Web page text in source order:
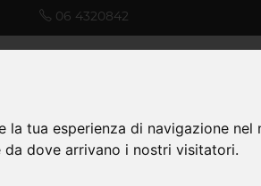
tua esperienza di navigazione
dove arrivano i nostri visitatori.
06 4320842
Fogli macchina 50x70